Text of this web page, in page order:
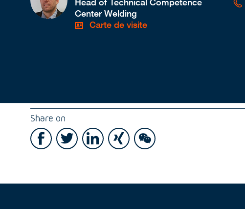
Head of Technical Competence
Center Welding
Carte de visite
Share on